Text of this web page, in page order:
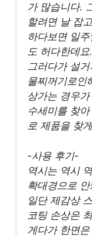
가 많습니다.
할려면 날 잡
하다보면 일
도 허다한데요.
그러다가 설
물찌꺼기로인
상가는 경우
수세미를 찾
로 제품을 찾
-사용 후기-
역시는 역시
확대경으로
일단 제감상
코팅 손상은
게다가 한면